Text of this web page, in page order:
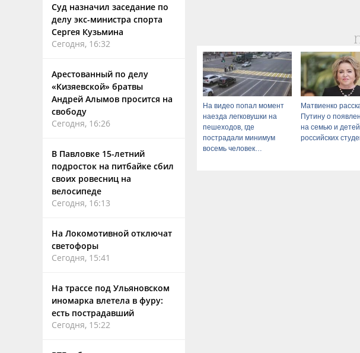
Суд назначил заседание по
делу экс-министра спорта
Сергея Кузьмина
Сегодня, 16:32
Арестованный по делу
«Кизяевской» братвы
Андрей Алымов просится на
свободу
Сегодня, 16:26
В Павловке 15-летний
подросток на питбайке сбил
своих ровесниц на
велосипеде
Сегодня, 16:13
На Локомотивной отключат
светофоры
Сегодня, 15:41
На трассе под Ульяновском
иномарка влетела в фуру:
есть пострадавший
Сегодня, 15:22
На видео попал момент
наезда легковушки на
пешеходов, где
пострадали минимум
восемь человек
Матвиенко
Путину о
на семью и
российских